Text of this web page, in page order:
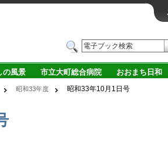
の風景 市立大町総合病院 おおまち日和
昭和33年度 昭和33年10月1日号